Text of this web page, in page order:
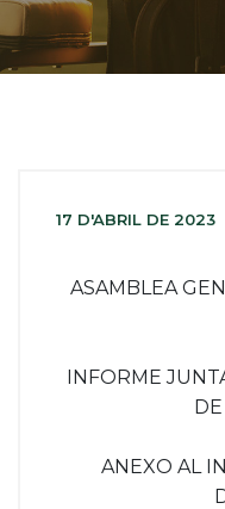
17 D'ABRIL DE 2023
ASAMBLEA
INFORME
ANEXO AL